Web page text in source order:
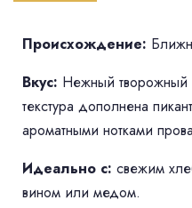
Происхождение:
Вкус: Нежный творожный
текстура дополнена
ароматными нотками
Идеально с: свежим
вином или медом.